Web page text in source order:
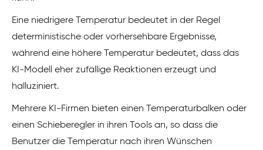
Eine niedrigere Temperatur bedeutet in der Regel
deterministische oder vorhersehbare Ergebnisse,
während eine höhere Temperatur bedeutet, dass das
KI-Modell eher zufällige Reaktionen erzeugt und
halluziniert.
Mehrere KI-Firmen bieten einen Temperaturbalken oder
einen Schieberegler in ihren Tools an, so dass die
Benutzer die Temperatur nach ihren Wünschen